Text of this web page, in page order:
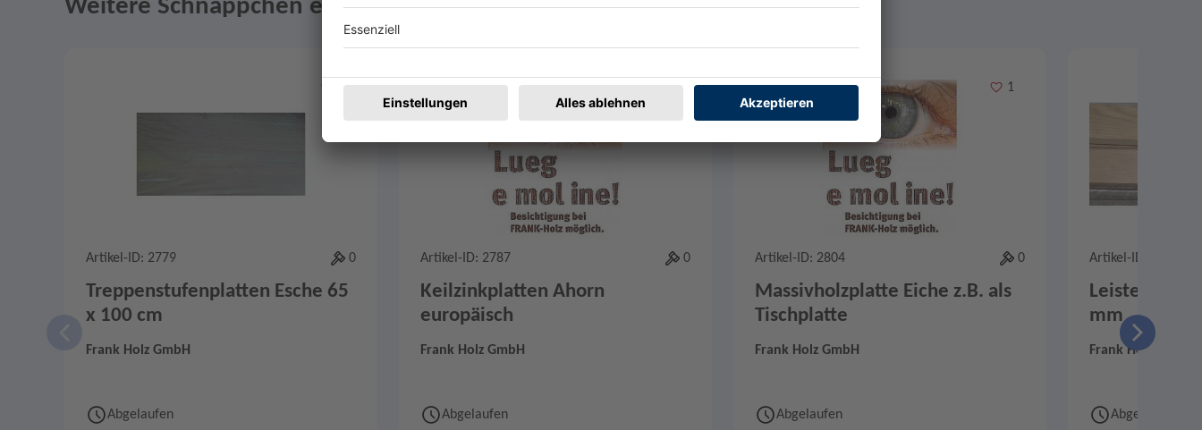
Weitere Schnäppchen entdecken
Merken
0
Artikel-ID: 2779 0
Treppenstufenplatten Esche 65
x 100 cm
Frank Holz GmbH
Abgelaufen
Merken
0
Artikel-ID: 2787 0
Keilzinkplatten Ahorn
europäisch
Frank Holz GmbH
Abgelaufen
Merken
1
Artikel-ID: 2804 0
Massivholzplatte Eiche z.B. als
Tischplatte
Frank Holz GmbH
Abgelaufen
Artikel-ID: 2821
Leisten aus
mm
Frank Holz GmbH
Abgelaufen